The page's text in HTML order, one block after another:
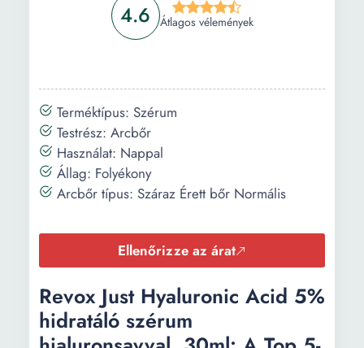
4.6 Átlagos vélemények
Terméktípus: Szérum
Testrész: Arcbőr
Használat: Nappal
Állag: Folyékony
Arcbőr típus: Száraz Érett bőr Normális
Ellenőrizze az árat
Revox Just Hyaluronic Acid 5%
hidratáló szérum